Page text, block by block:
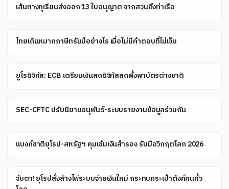
เส้นทางทุเรียนส่งออก 13 ใบอนุญาต จากสวนถึงท่าเรือ
ไทยเดินหมากภาษีทรัมป์อย่างไร เมื่อไม่มีคำตอบที่ไม่เจ็บ
ยูโรดิจิทัล: ECB เตรียมเงินสดดิจิทัลลดพึ่งพาบัตรต่างชาติ
SEC-CFTC ปรับนิยามอนุพันธ์-ระบบรายงานข้อมูลร่วมกัน
แบงก์ชาติยุโรป-สหรัฐฯ คุมเข้มเงินสำรอง รับมือวิกฤตโลก 2026
จับตา! ยุโรปสั่งล้างไพ่ระบบจ่ายเงินใหม่ กระทบกระเป๋าตังค์คนทั่ว